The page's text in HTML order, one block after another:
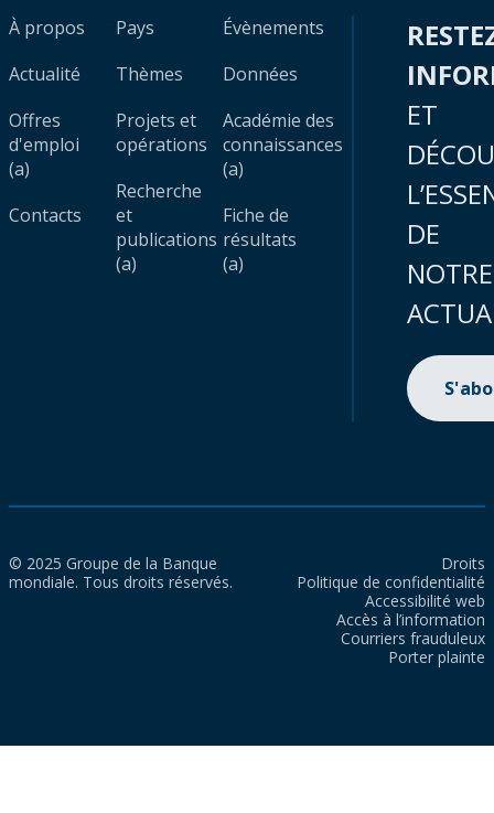
À propos
Actualité
Offres
d'emploi
(a)
Contacts
Pays
Thèmes
Projets et
opérations
Recherche
et
publications
(a)
Évènements
Données
Académie des
connaissances
(a)
Fiche de
résultats
(a)
ET
DE
NOTRE
© 2025 Groupe de la Banque
mondiale. Tous droits réservés.
Droits
Politique de confidentialité
Accessibilité web
Accès à l’information
Courriers frauduleux
Porter plainte